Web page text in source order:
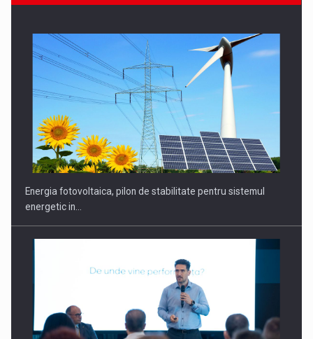
Energia fotovoltaica, pilon de stabilitate pentru sistemul
energetic in…